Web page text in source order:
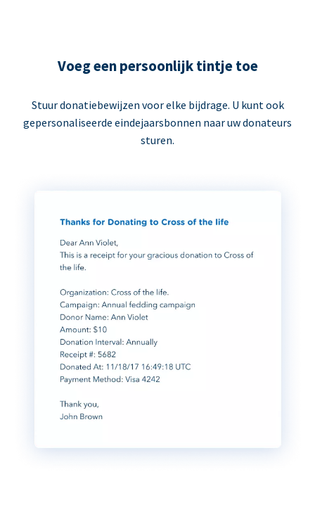
Voeg een persoonlijk tintje toe
Stuur donatiebewijzen voor elke bijdrage. U kunt ook
gepersonaliseerde eindejaarsbonnen naar uw donateurs
sturen.